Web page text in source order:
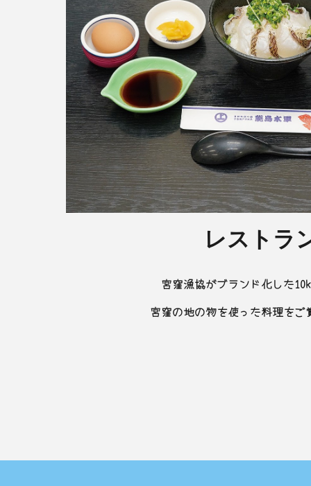
レストラ
宮窪漁協がブランド化した
宮窪の地の物を使った料理をご